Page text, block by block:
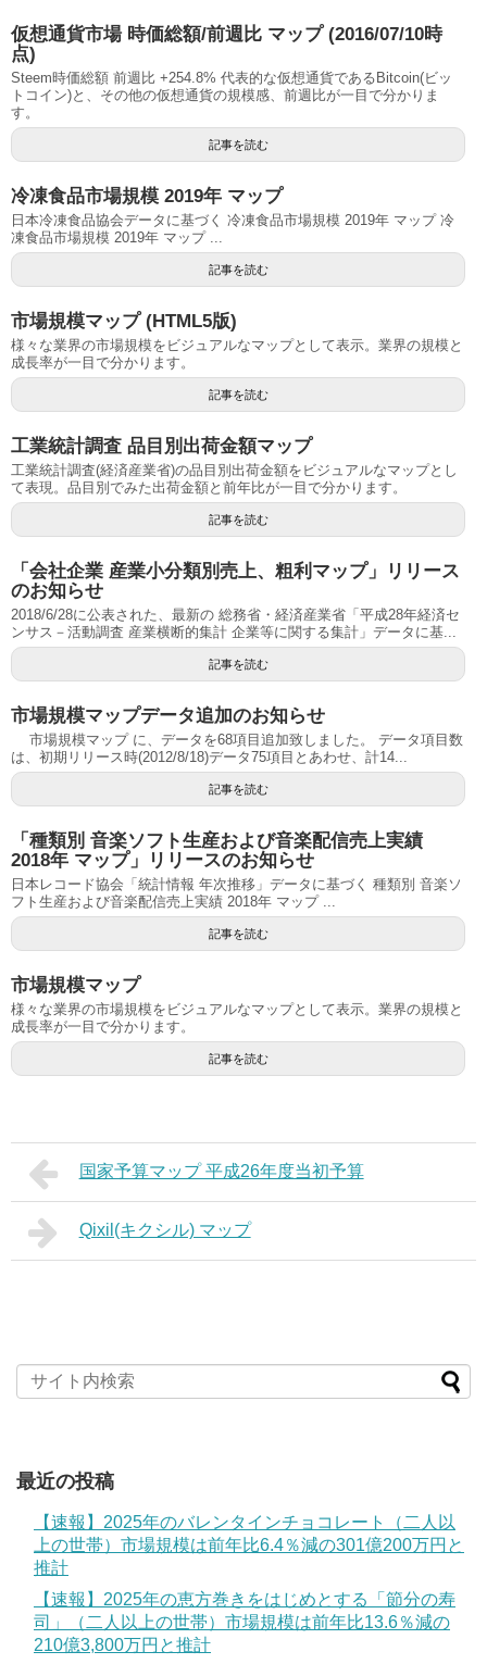
仮想通貨市場 時価総額/前週比 マップ (2016/07/10時
点)
Steem時価総額 前週比 +254.8% 代表的な仮想通貨であるBitcoin(ビッ
トコイン)と、その他の仮想通貨の規模感、前週比が一目で分かりま
す。
記事を読む
冷凍食品市場規模 2019年 マップ
日本冷凍食品協会データに基づく 冷凍食品市場規模 2019年 マップ 冷
凍食品市場規模 2019年 マップ ...
記事を読む
市場規模マップ (HTML5版)
様々な業界の市場規模をビジュアルなマップとして表示。業界の規模と
成長率が一目で分かります。
記事を読む
工業統計調査 品目別出荷金額マップ
工業統計調査(経済産業省)の品目別出荷金額をビジュアルなマップとし
て表現。品目別でみた出荷金額と前年比が一目で分かります。
記事を読む
「会社企業 産業小分類別売上、粗利マップ」リリース
のお知らせ
2018/6/28に公表された、最新の 総務省・経済産業省「平成28年経済セ
ンサス－活動調査 産業横断的集計 企業等に関する集計」データに基...
記事を読む
市場規模マップデータ追加のお知らせ
市場規模マップ に、データを68項目追加致しました。 データ項目数
は、初期リリース時(2012/8/18)データ75項目とあわせ、計14...
記事を読む
「種類別 音楽ソフト生産および音楽配信売上実績
2018年 マップ」リリースのお知らせ
日本レコード協会「統計情報 年次推移」データに基づく 種類別 音楽ソ
フト生産および音楽配信売上実績 2018年 マップ ...
記事を読む
市場規模マップ
様々な業界の市場規模をビジュアルなマップとして表示。業界の規模と
成長率が一目で分かります。
記事を読む
国家予算マップ 平成26年度当初予算
Qixil(キクシル) マップ
最近の投稿
【速報】2025年のバレンタインチョコレート（二人以
上の世帯）市場規模は前年比6.4％減の301億200万円と
推計
【速報】2025年の恵方巻きをはじめとする「節分の寿
司」（二人以上の世帯）市場規模は前年比13.6％減の
210億3,800万円と推計